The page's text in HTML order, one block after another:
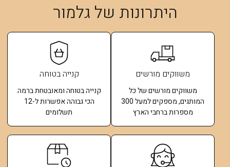
היתרונות של גלמור
משווקים מורשים
משווקים מורשים של כל
המותגים, מספקים למעל 300
מספרות ברחבי הארץ
קנייה בטוחה
קנייה בטוחה ומאובטחת ברמה
הכי גבוהה אפשרות ל-12
תשלומים​